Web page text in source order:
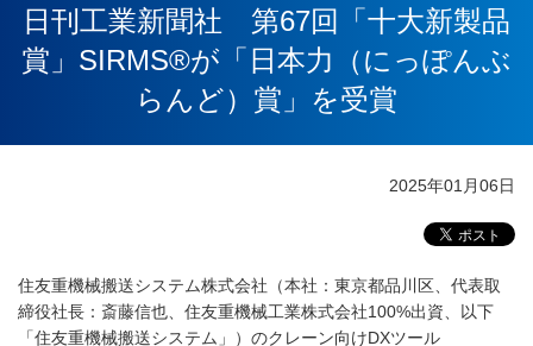
日刊工業新聞社 第67回「十大新製品
賞」SIRMS®が「日本力（にっぽんぶ
らんど）賞」を受賞
2025年01月06日
住友重機械搬送システム株式会社（本社：東京都品川区、代表取
締役社長：斎藤信也、住友重機械工業株式会社100%出資、以下
「住友重機械搬送システム」）のクレーン向けDXツール